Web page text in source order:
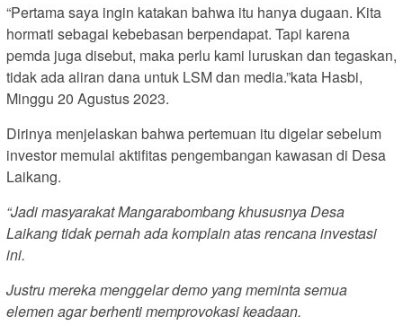
“Pertama saya ingin katakan bahwa itu hanya dugaan. Kita
hormati sebagai kebebasan berpendapat. Tapi karena
pemda juga disebut, maka perlu kami luruskan dan tegaskan,
tidak ada aliran dana untuk LSM dan media.”kata Hasbi,
Minggu 20 Agustus 2023.
Dirinya menjelaskan bahwa pertemuan itu digelar sebelum
investor memulai aktifitas pengembangan kawasan di Desa
Laikang.
“Jadi masyarakat Mangarabombang khususnya Desa
Laikang tidak pernah ada komplain atas rencana investasi
ini.
Justru mereka menggelar demo yang meminta semua
elemen agar berhenti memprovokasi keadaan.